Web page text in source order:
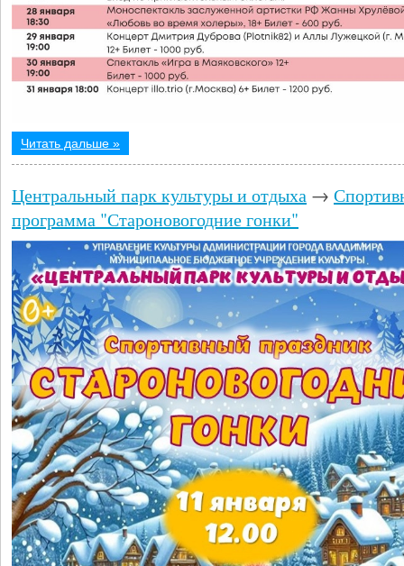
Читать дальше »
Центральный парк культуры и отдыха →
программа "Староновогодние гонки"